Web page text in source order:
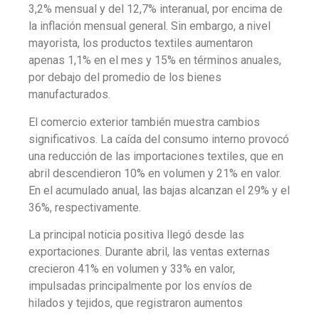
3,2% mensual y del 12,7% interanual, por encima de
la inflación mensual general. Sin embargo, a nivel
mayorista, los productos textiles aumentaron
apenas 1,1% en el mes y 15% en términos anuales,
por debajo del promedio de los bienes
manufacturados.
El comercio exterior también muestra cambios
significativos. La caída del consumo interno provocó
una reducción de las importaciones textiles, que en
abril descendieron 10% en volumen y 21% en valor.
En el acumulado anual, las bajas alcanzan el 29% y el
36%, respectivamente.
La principal noticia positiva llegó desde las
exportaciones. Durante abril, las ventas externas
crecieron 41% en volumen y 33% en valor,
impulsadas principalmente por los envíos de
hilados y tejidos, que registraron aumentos